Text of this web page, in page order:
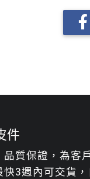
件
質保證，為客
快3週內可交貨，